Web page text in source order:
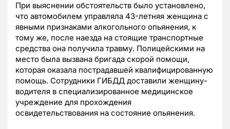
При выяснении обстоятельств было установлено,
что автомобилем управляла 43-летняя женщина с
явными признаками алкогольного опьянения, к
тому же, после наезда на стоящие транспортные
средства она получила травму. Полицейскими на
место была вызвана бригада скорой помощи,
которая оказала пострадавшей квалифицированную
помощь. Сотрудники ГИБДД доставили женщину-
водителя в специализированное медицинское
учреждение для прохождения
освидетельствования на состояние опьянения.